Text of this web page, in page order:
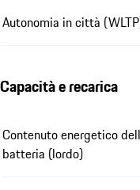
Autonomia in città
Capacità e recarica
Contenuto energetico
batteria (lordo)